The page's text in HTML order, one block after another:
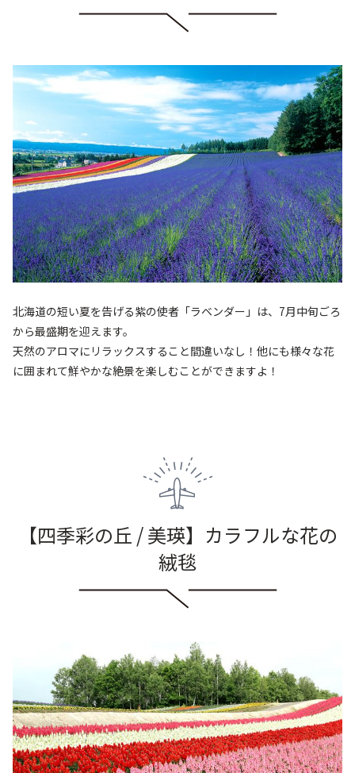
北海道の短い夏を告げる紫の使者「ラベンダー」は、7月中旬ごろ
から最盛期を迎えます。
天然のアロマにリラックスすること間違いなし！他にも様々な花
に囲まれて鮮やかな絶景を楽しむことができますよ！
【四季彩の丘 / 美瑛】カラフルな花の
絨毯